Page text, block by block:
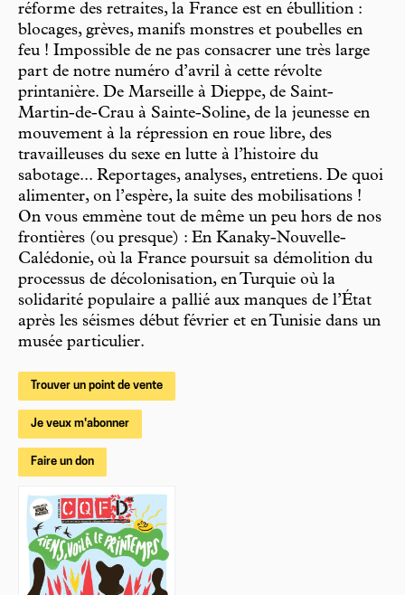
réforme des retraites, la France est en ébullition :
blocages, grèves, manifs monstres et poubelles en
feu ! Impossible de ne pas consacrer une très large
part de notre numéro d’avril à cette révolte
printanière. De Marseille à Dieppe, de Saint-
Martin-de-Crau à Sainte-Soline, de la jeunesse en
mouvement à la répression en roue libre, des
travailleuses du sexe en lutte à l’histoire du
sabotage... Reportages, analyses, entretiens. De quoi
alimenter, on l’espère, la suite des mobilisations !
On vous emmène tout de même un peu hors de nos
frontières (ou presque) : En Kanaky-Nouvelle-
Calédonie, où la France poursuit sa démolition du
processus de décolonisation, en Turquie où la
solidarité populaire a pallié aux manques de l’État
après les séismes début février et en Tunisie dans un
musée particulier.
Trouver un point de vente
Je veux m'abonner
Faire un don